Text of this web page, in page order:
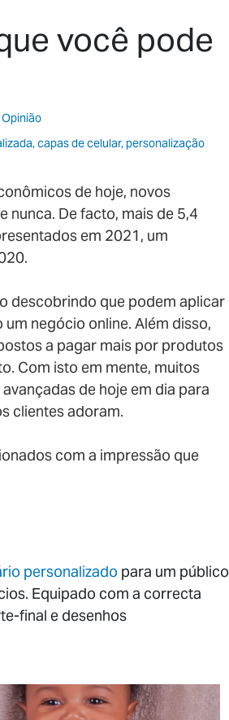
você pode
Opinião
capas de celular, personalização
de hoje, novos
De facto, mais de 5,4
em 2021, um
descobrindo que podem aplicar
negócio online. Além disso,
a pagar mais por produtos
Com isto em mente, muitos
de hoje em dia para
clientes adoram.
com a impressão que
personalizado para um público
Equipado com a correcta
final e desenhos